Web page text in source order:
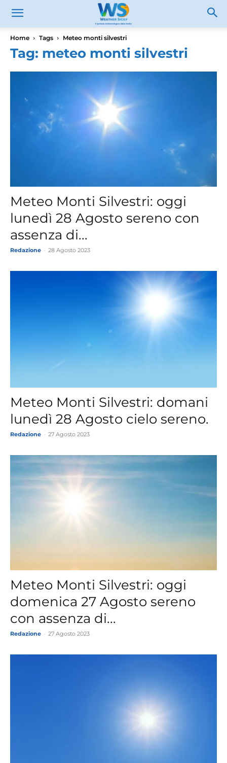
Home Tags Meteo monti silvestri
Tag: meteo monti silvestri
Meteo Monti Silvestri: oggi
lunedì 28 Agosto sereno con
assenza di...
Redazione 28 Agosto 2023
Meteo Monti Silvestri: domani
lunedì 28 Agosto cielo sereno.
Redazione 27 Agosto 2023
Meteo Monti Silvestri: oggi
domenica 27 Agosto sereno
con assenza di...
Redazione 27 Agosto 2023